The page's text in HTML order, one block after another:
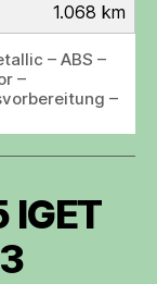
1.068 km
– ABS –
–
–
IGET